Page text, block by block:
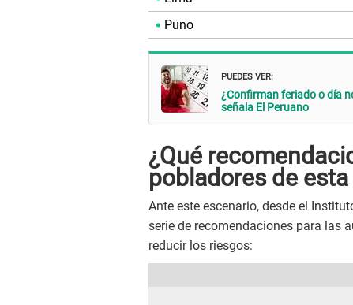
Puno
PUEDES VER:
¿Confirman feriado o día
señala El Peruano
¿Qué
pobladores de
Ante este escenario, desde el
serie de recomendaciones para las
reducir los riesgos: